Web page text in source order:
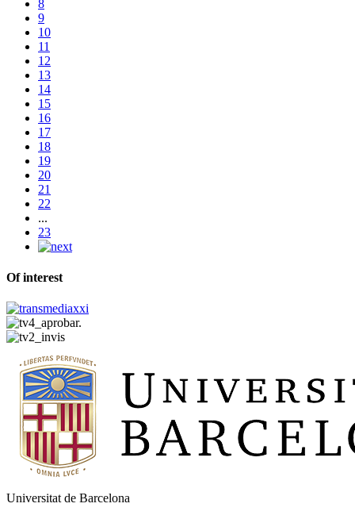
8
9
10
11
12
13
14
15
16
17
18
19
20
21
22
...
23
Of interest
Universitat de Barcelona